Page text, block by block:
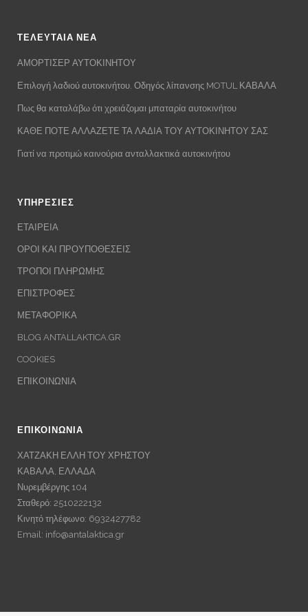
ΤΕΛΕΥΤΑΙΑ ΝΕΑ
ΑΜΟΡΤΙΣΕΡ ΑΥΤΟΚΙΝΗΤΟΥ
Επιλογή λαδιού αυτοκινήτου. Οδηγός λίπανσης MOTUL ΚΑΒΑΛΑ
Πως θα καταλάβω ότι χρειάζομαι μπαταρία αυτοκινήτου
ΚΑΘΕ ΠΟΤΕ ΑΛΛΑΖΕΤΕ ΤΑ ΛΑΔΙΑ ΤΟΥ ΑΥΤΟΚΙΝΗΤΟΥ ΣΑΣ
Γιατί να προτιμώ καινούρια ανταλλακτικά αυτοκινήτου
ΥΠΗΡΕΣΙΕΣ
ΕΤΑΙΡΕΙΑ
ΟΡΟΙ ΚΑΙ ΠΡΟΥΠΟΘΕΣΕΙΣ
ΤΡΟΠΟΙ ΠΛΗΡΩΜΗΣ
ΕΠΙΣΤΡΟΦΕΣ
ΜΕΤΑΦΟΡΙΚΑ
BLOG ANTALLAKTICA.GR
COOKIES
ΕΠΙΚΟΙΝΩΝΙΑ
ΕΠΙΚΟΙΝΩΝΙΑ
ΧΑΤΖΑΚΗ ΕΛΛΗ ΤΟΥ ΧΡΗΣΤΟΥ
ΚΑΒΑΛΑ, ΕΛΛΑΔΑ
Νυρεμβέργης 104
Σταθερό: 2510222132
Κινητό τηλέφωνο: 6932427782
Email: info@antalaktica.gr